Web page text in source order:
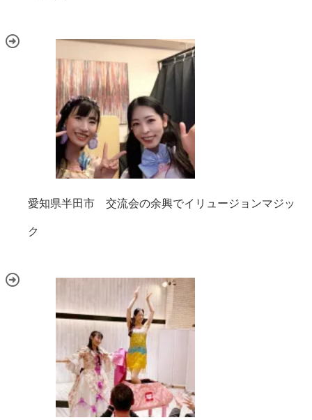
愛知県半田市 交流会の余興でイリュージョンマジッ
ク